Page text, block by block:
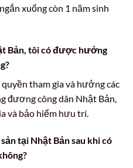
xuống còn 1 năm sinh
Bản, tôi có được hưởng
quyền tham gia và hưởng các
đương công dân Nhật Bản,
và bảo hiểm hưu trí.
tại Nhật Bản sau khi có